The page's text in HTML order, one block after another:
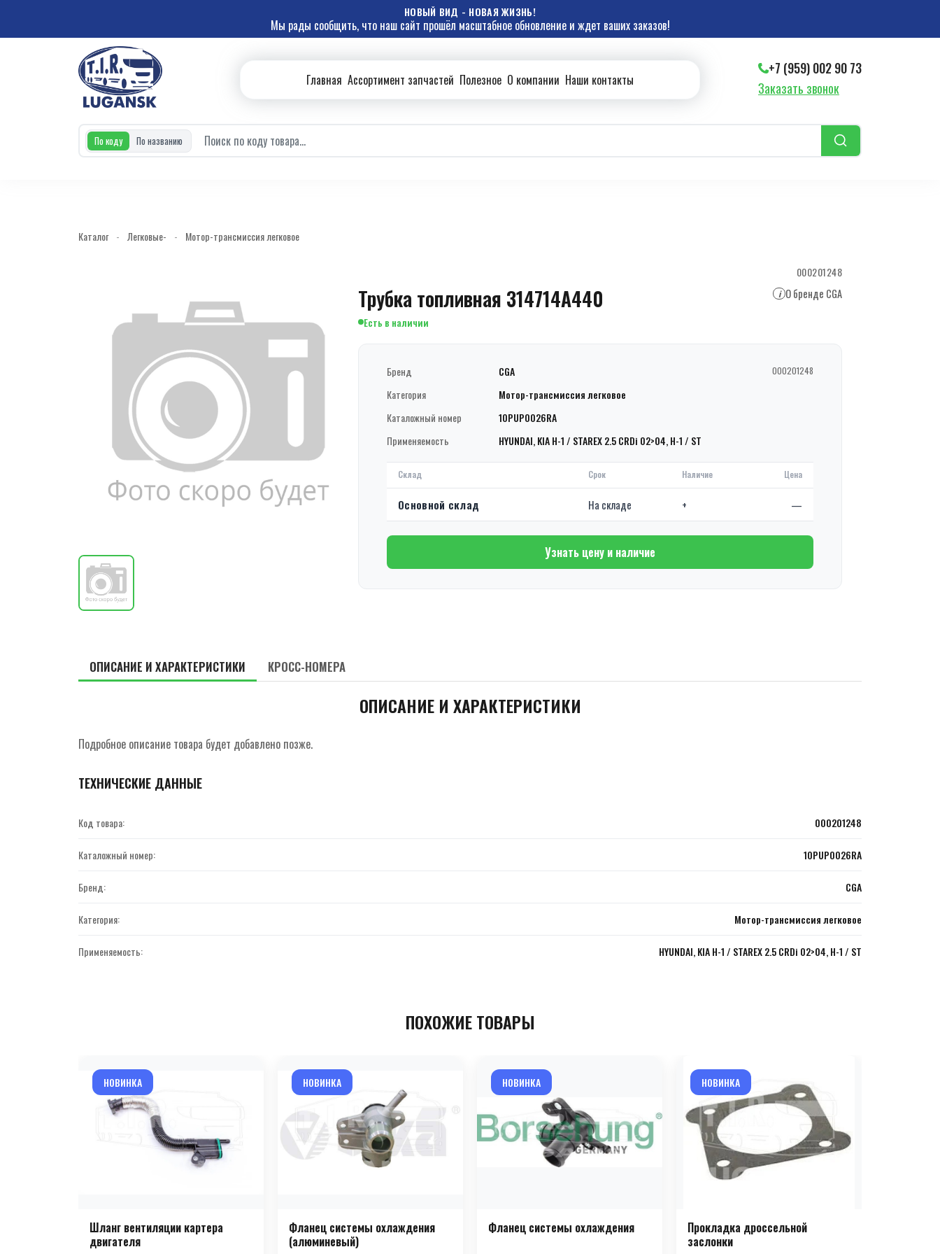
НОВЫЙ ВИД - НОВАЯ ЖИЗНЬ!
Мы рады сообщить, что наш сайт прошёл масштабное обновление и ждет ваших заказов!
Главная Ассортимент запчастей Полезное О компании Наши контакты
+7 (959) 002 90 73
Заказать звонок
По коду По названию
Каталог - Легковые- - Мотор-трансмиссия легковое
000201248
Трубка топливная 314714A440 i О бренде CGA
Есть в наличии
Бренд CGA 000201248
Категория
Мотор-трансмиссия легковое
Каталожный номер
10PUP0026RA
Применяемость
HYUNDAI, KIA H-1 / STAREX 2.5 CRDi 02>04, H-1 / ST
Склад Срок Наличие Цена
Основной склад На складе + —
Узнать цену и наличие
ОПИСАНИЕ И ХАРАКТЕРИСТИКИ КРОСС-НОМЕРА
ОПИСАНИЕ И ХАРАКТЕРИСТИКИ
Подробное описание товара будет добавлено позже.
ТЕХНИЧЕСКИЕ ДАННЫЕ
Код товара: 000201248
Каталожный номер: 10PUP0026RA
Бренд: CGA
Категория: Мотор-трансмиссия легковое
Применяемость: HYUNDAI, KIA H-1 / STAREX 2.5 CRDi 02>04, H-1 / ST
ПОХОЖИЕ ТОВАРЫ
НОВИНКА
Шланг вентиляции картера
двигателя
НОВИНКА
Фланец системы охлаждения
(алюминевый)
НОВИНКА
Фланец системы охлаждения
НОВИНКА
Прокладка дроссельной
заслонки